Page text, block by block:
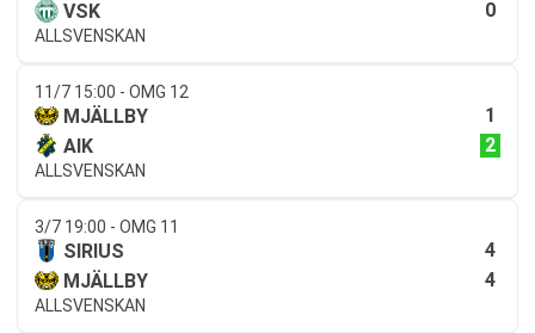
VSK
0
ALLSVENSKAN
11/7 15:00 - OMG 12
MJÄLLBY
1
AIK
2
ALLSVENSKAN
3/7 19:00 - OMG 11
SIRIUS
4
MJÄLLBY
4
ALLSVENSKAN